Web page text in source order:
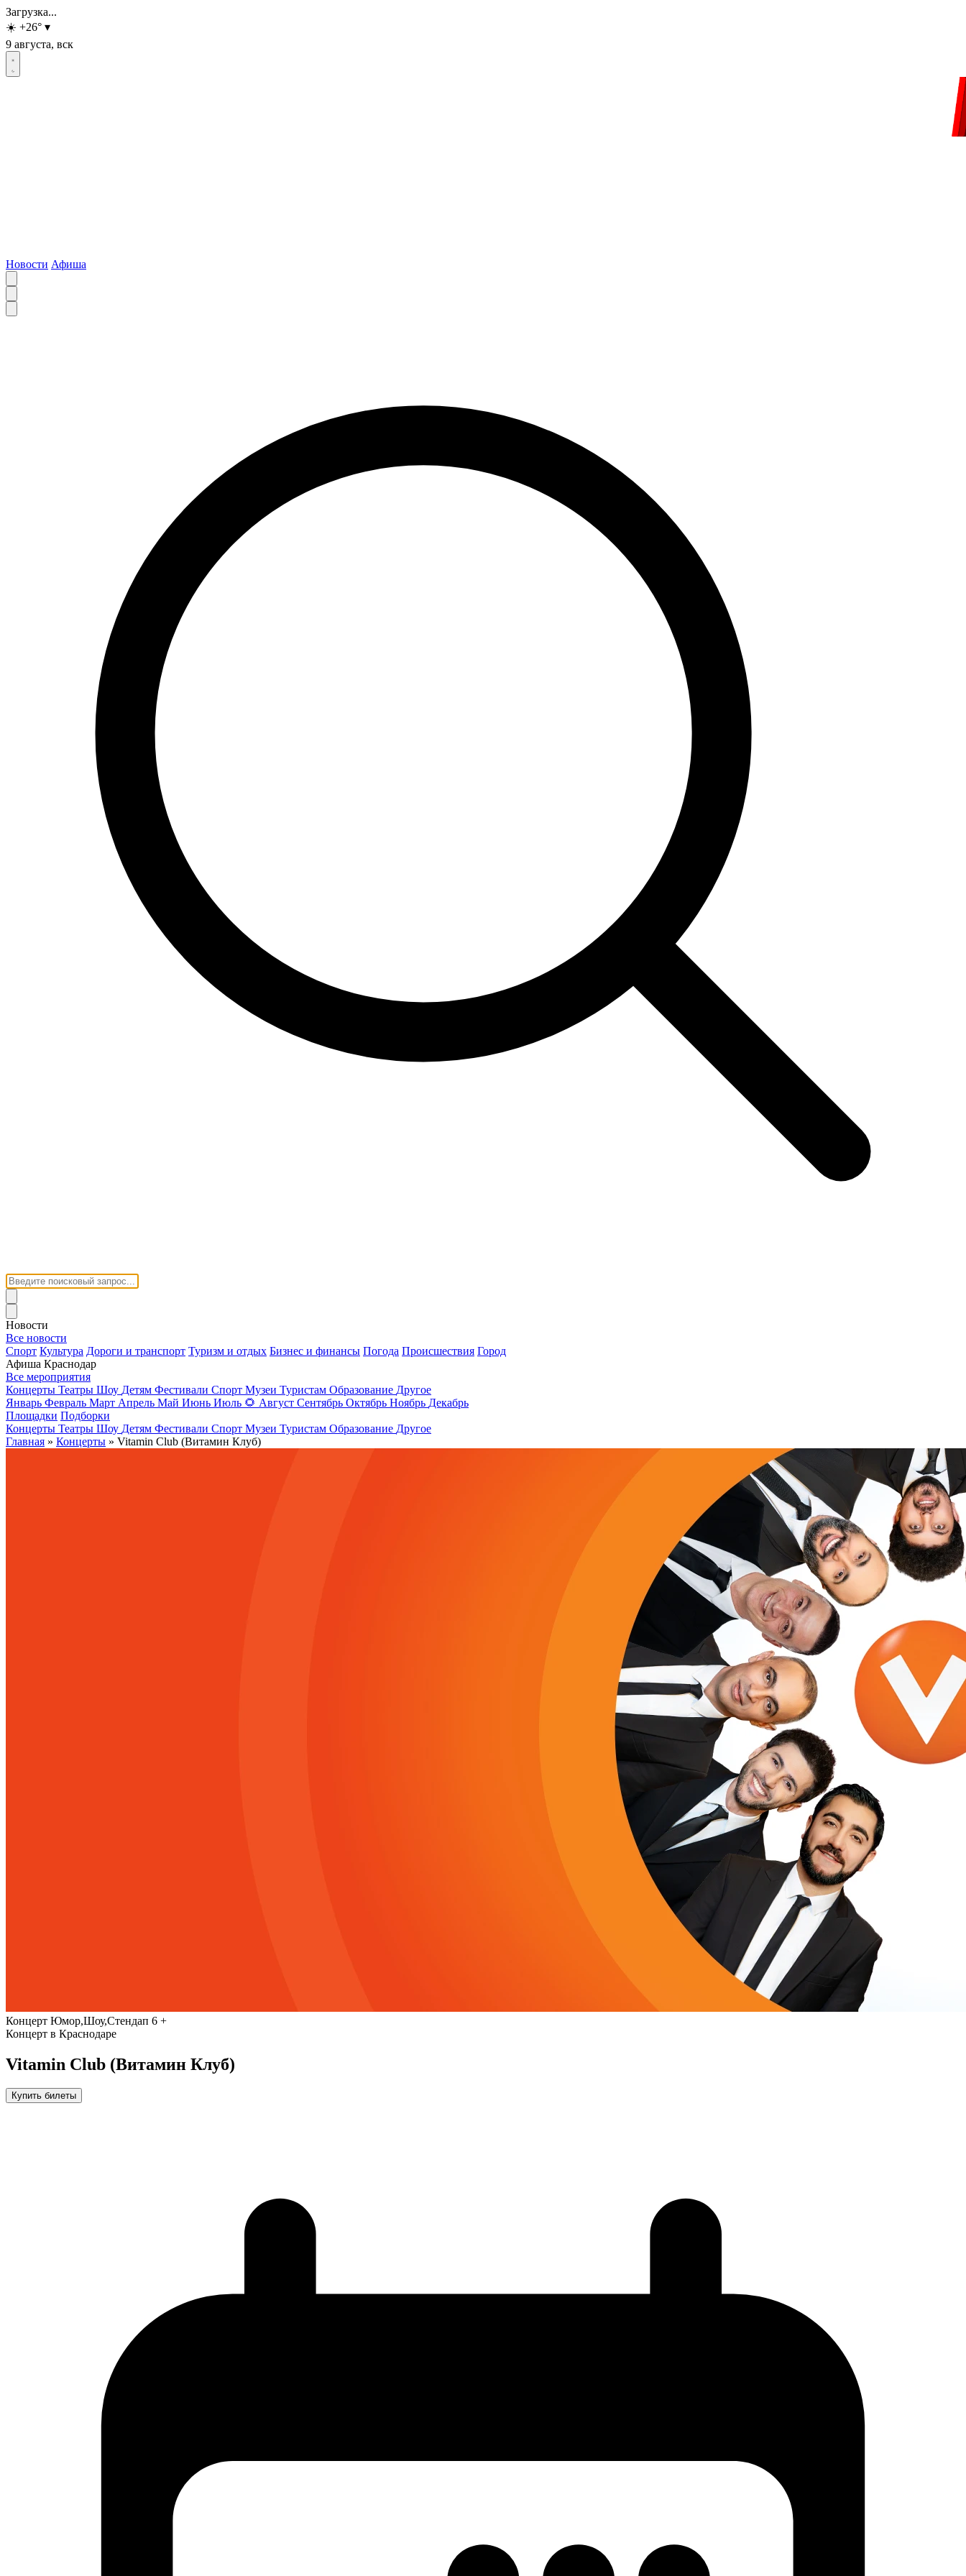
Загрузка...
☀️ +26° ▾
9 августа, вск
Новости Афиша
Новости
Все новости
Спорт Культура Дороги и транспорт Туризм и отдых Бизнес и финансы Погода Происшествия Город
Афиша Краснодар
Все мероприятия
Концерты Театры Шоу Детям Фестивали Спорт Музеи Туристам Образование Другое
Январь Февраль Март Апрель Май Июнь Июль 🌻 Август Сентябрь Октябрь Ноябрь Декабрь
Площадки Подборки
Концерты Театры Шоу Детям Фестивали Спорт Музеи Туристам Образование Другое
Главная » Концерты » Vitamin Club (Витамин Клуб)
Концерт Юмор,Шоу,Стендап 6 +
Концерт в Краснодаре
Vitamin Club (Витамин Клуб)
Купить билеты